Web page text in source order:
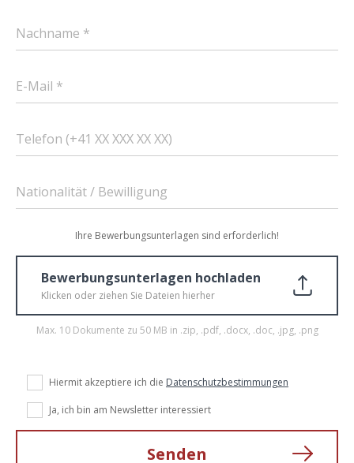
Nachname *
E-Mail *
Telefon (+41 XX XXX XX XX)
Nationalität / Bewilligung
Ihre Bewerbungsunterlagen sind erforderlich!
Bewerbungsunterlagen hochladen
Klicken oder ziehen Sie Dateien hierher
Max. 10 Dokumente zu 50 MB in .zip, .pdf, .docx, .doc, .jpg, .png
Hiermit akzeptiere ich die Datenschutzbestimmungen
Ja, ich bin am Newsletter interessiert
Senden